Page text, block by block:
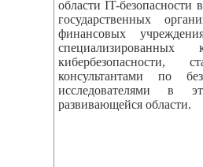
области IT-безопасности
государственных
финансовых
кибербезопасности,
консультантами по
исследователями в
развивающейся области.